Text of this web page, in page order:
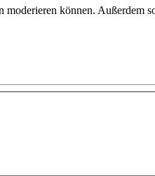
können. Außerdem